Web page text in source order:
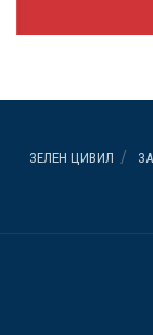
ЗЕЛЕН ЦИВИЛ